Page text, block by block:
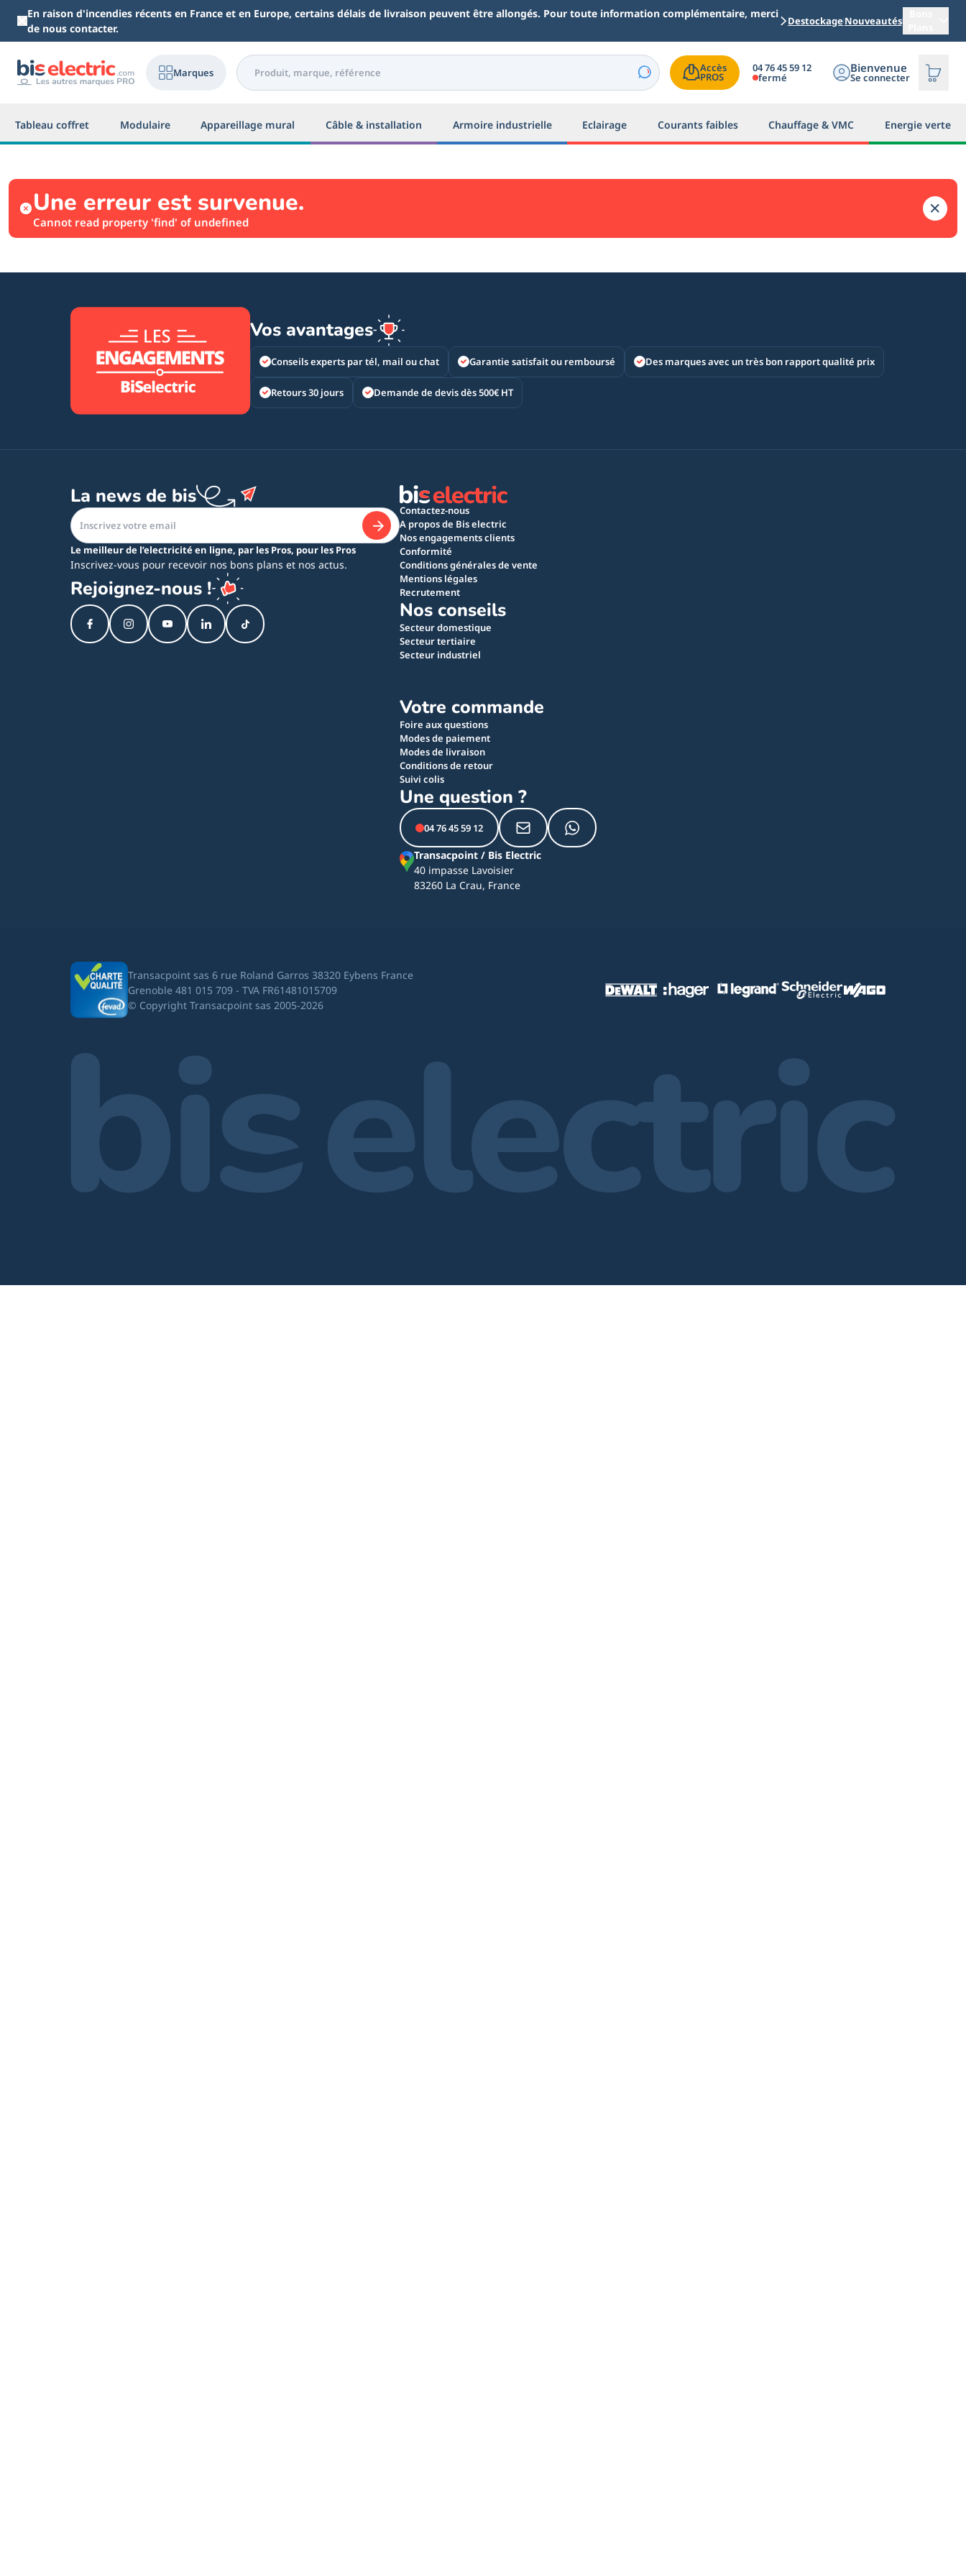
Aller au contenu principal
En raison d'incendies récents en France et en Europe, certains délais de livraison peuvent être allongés. Pour toute information complémentaire, merci
de nous contacter.
DestockageNouveautés
Marques Accès
PROS
04 76 45 59 12
fermé
Bienvenue
Se connecter
Tableau coffret Modulaire Appareillage mural Câble & installation Armoire industrielle Eclairage Courants faibles Chauffage & VMC Energie verte
Une erreur est survenue.
Cannot read property 'find' of undefined
Vos avantages
Conseils experts par tél, mail ou chat Garantie satisfait ou remboursé Des marques avec un très bon rapport qualité prix
Retours 30 jours Demande de devis dès 500€ HT
La news de bis
Le meilleur de l’electricité en ligne, par les Pros, pour les Pros
Inscrivez-vous pour recevoir nos bons plans et nos actus.
Rejoignez-nous !
Contactez-nous
A propos de Bis electric
Nos engagements clients
Conformité
Conditions générales de vente
Mentions légales
Recrutement
Nos conseils
Secteur domestique
Secteur tertiaire
Secteur industriel
Votre commande
Foire aux questions
Modes de paiement
Modes de livraison
Conditions de retour
Suivi colis
Une question ?
04 76 45 59 12
Transacpoint / Bis Electric
40 impasse Lavoisier
83260 La Crau, France
Transacpoint sas 6 rue Roland Garros 38320 Eybens France
Grenoble 481 015 709 - TVA FR61481015709
© Copyright Transacpoint sas 2005-2026